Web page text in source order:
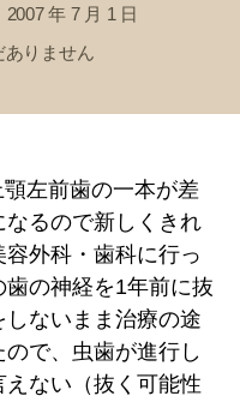
2007 年 7 月 1 日
ありません
左前歯の一本が差
なるので新しくきれ
外科・歯科に行っ
の神経を1年前に抜
ないまま治療の途
で、虫歯が進行し
ない（抜く可能性